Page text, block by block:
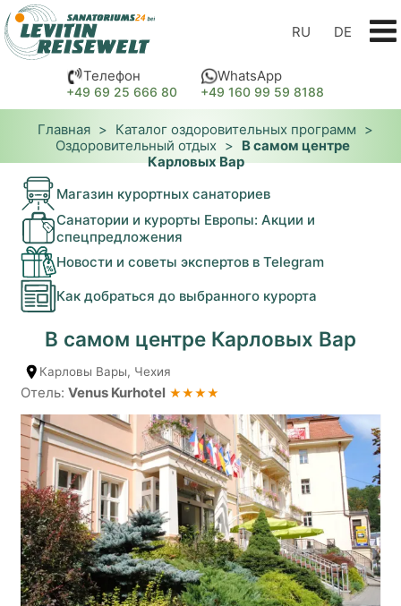
Телефон
+49 69 25 666 80
WhatsApp
+49 160 99 59 8188
RU DE
Главная > Каталог оздоровительных программ >
Оздоровительный отдых > В самом центре
Карловых Вар
Магазин курортных санаториев
Санатории и курорты Европы: Акции и
спецпредложения
Новости и советы экспертов в Telegram
Как добраться до выбранного курорта
В самом центре Карловых Вар
Карловы Вары, Чехия
Отель: Venus Kurhotel ★★★★